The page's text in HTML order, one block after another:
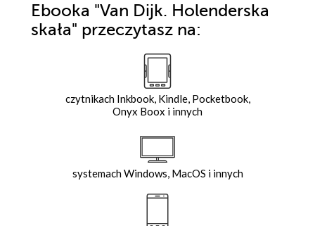
Ebooka "Van Dijk. Holenderska
skała" przeczytasz na:
czytnikach Inkbook, Kindle, Pocketbook,
Onyx Boox i innych
systemach Windows, MacOS i innych